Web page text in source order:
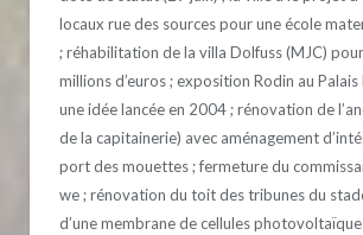
locaux rue des sources pour une école
; réhabilitation de la villa Dolfuss (MJC)
millions d’euros ; exposition Rodin au Palais
une idée lancée en 2004 ; rénovation de
de la capitainerie) avec aménagement
port des mouettes ; fermeture du
we ; rénovation du toit des tribunes du
d’une membrane de cellules